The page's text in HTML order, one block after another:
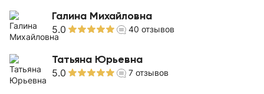
Галина Михайловна
5.0 40 отзывов
Татьяна Юрьевна
5.0 7 отзывов